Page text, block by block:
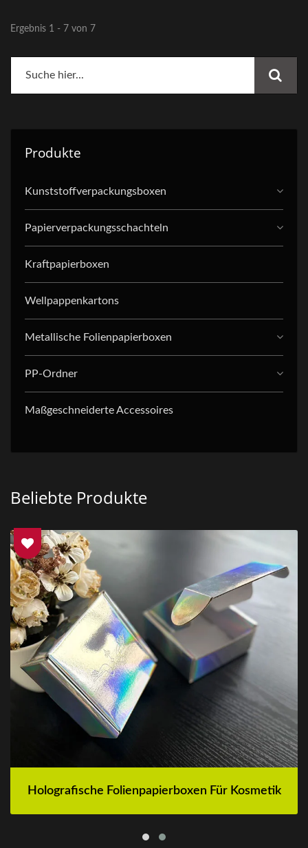
Ergebnis 1 - 7 von 7
Produkte
Kunststoffverpackungsboxen
Papierverpackungsschachteln
Kraftpapierboxen
Wellpappenkartons
Metallische Folienpapierboxen
PP-Ordner
Maßgeschneiderte Accessoires
Beliebte Produkte
Holografische Folienpapierboxen Für Kosmetik